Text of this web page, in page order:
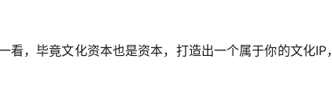
，毕竟文化资本也是资本，打造出一个属于你的文化IP，